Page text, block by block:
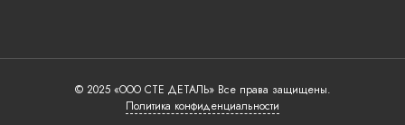
© 2025 «ООО СТЕ ДЕТАЛЬ» Все права защищены.
Политика конфиденциальности